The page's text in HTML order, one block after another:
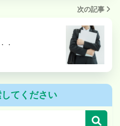
次の記事
・
てください